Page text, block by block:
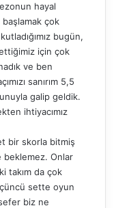
hayal
başlamak çok
bugün,
için çok
ve ben
sanırım 5,5
galip geldik.
ihtiyacımız
bir skorla bitmiş
beklemez. Onlar
takım da çok
sette oyun
biz ne